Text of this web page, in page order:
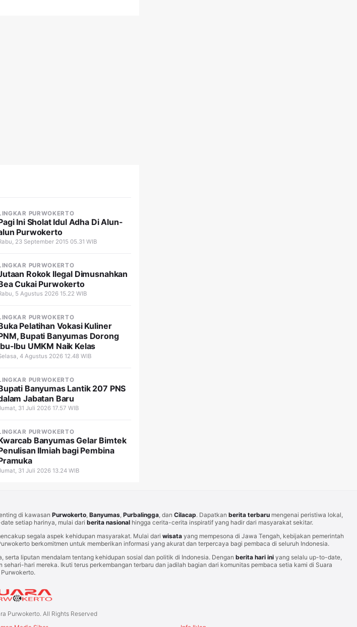
PURWOKERTO
Ini Sholat Idul Adha Di Alun-
Purwokerto
23 September 2015 05.31 WIB
PURWOKERTO
Rokok Ilegal Dimusnahkan
Cukai Purwokerto
5 Agustus 2026 15.22 WIB
PURWOKERTO
Pelatihan Vokasi Kuliner
Bupati Banyumas Dorong
Ibu UMKM Naik Kelas
4 Agustus 2026 12.48 WIB
PURWOKERTO
Banyumas Lantik 207 PNS
Jabatan Baru
31 Juli 2026 17.57 WIB
PURWOKERTO
Banyumas Gelar Bimtek
Ilmiah bagi Pembina
31 Juli 2026 13.24 WIB
di kawasan Purwokerto Banyumas Purbalingga , dan Cilacap. Dapatkan berita terbaru mengenai peristiwa lokal,
setiap harinya, mulai dari berita nasional hingga cerita-cerita inspiratif yang hadir dari masyarakat sekitar.
segala aspek kehidupan masyarakat. Mulai dari wisatayang mempesona di Jawa Tengah, kebijakan pemerintah
berkomitmen untuk memberikan informasi yang akurat dan terpercaya bagi pembaca di seluruh Indonesia.
liputan mendalam tentang kehidupan sosial dan politik di Indonesia. Dengan berita hari iniyang selalu up-to-date,
hari mereka. Ikuti terus perkembangan terbaru dan jadilah bagian dari komunitas pembaca setia kami di Suara
Purwokerto.
Purwokerto. All Rights Reserved